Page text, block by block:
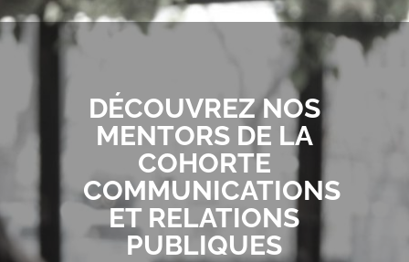
DÉCOUVREZ NOS
MENTORS DE LA
COHORTE
COMMUNICATIONS
ET RELATIONS
PUBLIQUES